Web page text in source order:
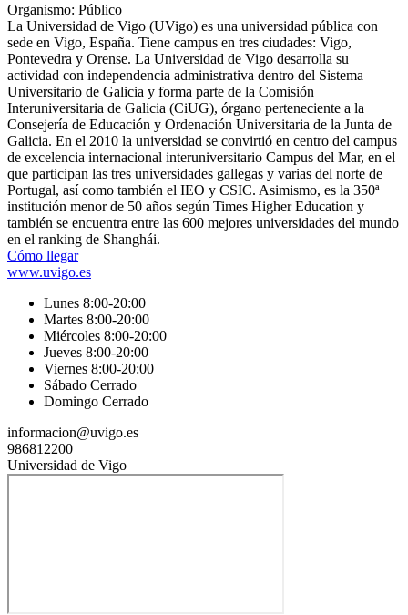
Organismo: Público
La Universidad de Vigo (UVigo) es una universidad pública con
sede en Vigo, España. Tiene campus en tres ciudades: Vigo,
Pontevedra y Orense. La Universidad de Vigo desarrolla su
actividad con independencia administrativa dentro del Sistema
Universitario de Galicia y forma parte de la Comisión
Interuniversitaria de Galicia (CiUG), órgano perteneciente a la
Consejería de Educación y Ordenación Universitaria de la Junta de
Galicia. En el 2010 la universidad se convirtió en centro del campus
de excelencia internacional interuniversitario Campus del Mar, en el
que participan las tres universidades gallegas y varias del norte de
Portugal, así como también el IEO y CSIC.​ Asimismo, es la 350ª
institución menor de 50 años según Times Higher Education y
también se encuentra entre las 600 mejores universidades del mundo
en el ranking de Shanghái.
Cómo llegar
www.uvigo.es
Lunes 8:00-20:00
Martes 8:00-20:00
Miércoles 8:00-20:00
Jueves 8:00-20:00
Viernes 8:00-20:00
Sábado Cerrado
Domingo Cerrado
informacion@uvigo.es
986812200
Universidad de Vigo